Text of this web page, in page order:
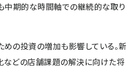
中期的な時間軸での継続的な取り
の投資の増加も影響している。新
などの店舗課題の解決に向けた将